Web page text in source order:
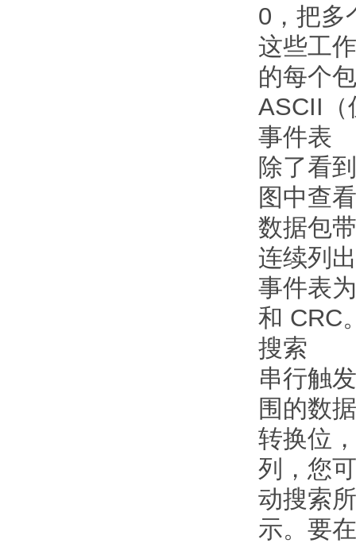
0，把多
这些工
的每个
ASCII（
事件表
除了看
图中查
数据包
连续列
事件表
和 CRC
搜索
串行触
围的数
转换位
列，您
动搜索
示。要